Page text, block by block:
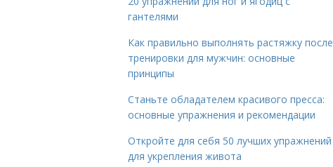
гантелями
Как правильно выполнять растяжку после
тренировки для мужчин: основные
принципы
Станьте обладателем красивого пресса:
основные упражнения и рекомендации
Откройте для себя 50 лучших упражнений
для укрепления живота